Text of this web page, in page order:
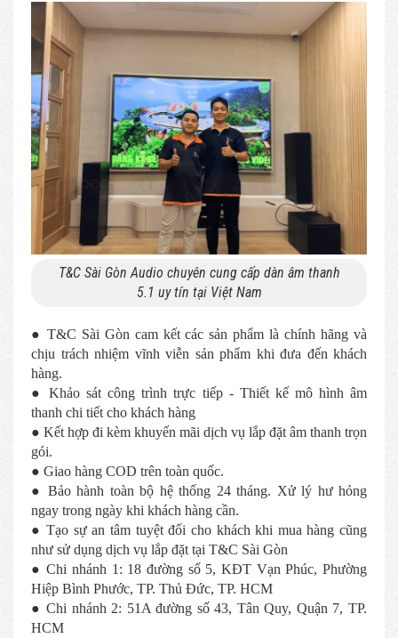
T&C Sài Gòn Audio chuyên cung cấp dàn âm thanh
5.1 uy tín tại Việt Nam
● T&C Sài Gòn cam kết các sản phẩm là chính hãng và
chịu trách nhiệm vĩnh viễn sản phẩm khi đưa đến khách
hàng.
● Khảo sát công trình trực tiếp - Thiết kế mô hình âm
thanh chi tiết cho khách hàng
● Kết hợp đi kèm khuyến mãi dịch vụ lắp đặt âm thanh trọn
gói.
● Giao hàng COD trên toàn quốc.
● Bảo hành toàn bộ hệ thống 24 tháng. Xử lý hư hỏng
ngay trong ngày khi khách hàng cần.
● Tạo sự an tâm tuyệt đối cho khách khi mua hàng cũng
như sử dụng dịch vụ lắp đặt tại T&C Sài Gòn
● Chi nhánh 1: 18 đường số 5, KĐT Vạn Phúc, Phường
Hiệp Bình Phước, TP. Thủ Đức, TP. HCM
● Chi nhánh 2: 51A đường số 43, Tân Quy, Quận 7, TP.
HCM